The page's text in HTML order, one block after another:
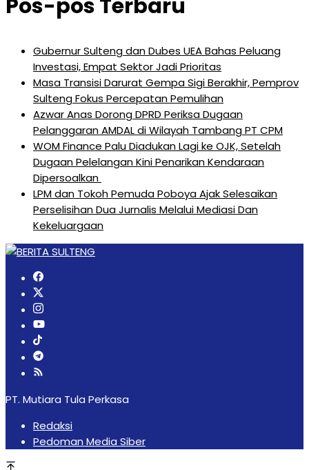
Pos-pos Terbaru
Gubernur Sulteng dan Dubes UEA Bahas Peluang
Investasi, Empat Sektor Jadi Prioritas
Masa Transisi Darurat Gempa Sigi Berakhir, Pemprov
Sulteng Fokus Percepatan Pemulihan
Azwar Anas Dorong DPRD Periksa Dugaan
Pelanggaran AMDAL di Wilayah Tambang PT CPM
‎WOM Finance Palu Diadukan Lagi ke OJK, Setelah
Dugaan Pelelangan Kini Penarikan Kendaraan
Dipersoalkan ‎
LPM dan Tokoh Pemuda Poboya Ajak Selesaikan
Perselisihan Dua Jurnalis Melalui Mediasi Dan
Kekeluargaan
PT. Mutiara Tula Perkasa
Redaksi
Pedoman Media Siber